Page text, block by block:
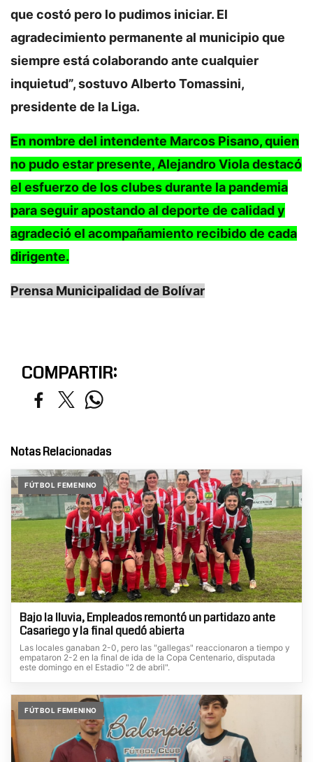
que costó pero lo pudimos iniciar. El
agradecimiento permanente al municipio que
siempre está colaborando ante cualquier
inquietud”, sostuvo Alberto Tomassini,
presidente de la Liga.
En nombre del intendente Marcos Pisano, quien
no pudo estar presente, Alejandro Viola destacó
el esfuerzo de los clubes durante la pandemia
para seguir apostando al deporte de calidad y
agradeció el acompañamiento recibido de cada
dirigente.
Prensa Municipalidad de Bolívar
COMPARTIR:
Notas Relacionadas
FÚTBOL FEMENINO
Bajo la lluvia, Empleados remontó un partidazo ante
Casariego y la final quedó abierta
Las locales ganaban 2-0, pero las "gallegas" reaccionaron a tiempo y
empataron 2-2 en la final de ida de la Copa Centenario, disputada
este domingo en el Estadio "2 de abril".
FÚTBOL FEMENINO